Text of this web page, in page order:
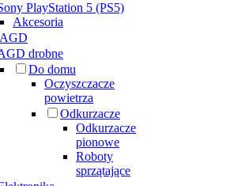
PlayStation 5 (PS5)
Akcesoria
drobne
Do domu
Oczyszczacze
powietrza
Odkurzacze
Odkurzacze
pionowe
Roboty
sprzątające